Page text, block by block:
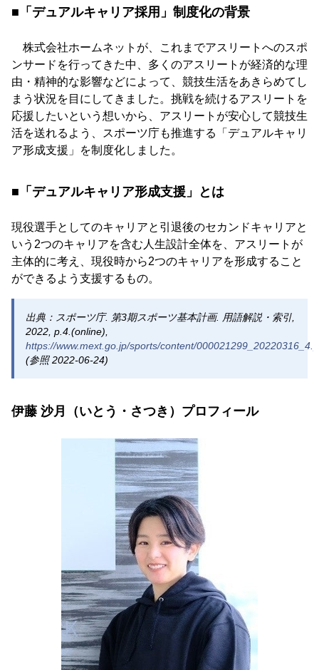
■「デュアルキャリア採用」制度化の背景
株式会社ホームネットが、これまでアスリートへのスポ
ンサードを行ってきた中、多くのアスリートが経済的な理
由・精神的な影響などによって、競技生活をあきらめてし
まう状況を目にしてきました。挑戦を続けるアスリートを
応援したいという想いから、アスリートが安心して競技生
活を送れるよう、スポーツ庁も推進する「デュアルキャリ
ア形成支援」を制度化しました。
■「デュアルキャリア形成支援」とは
現役選手としてのキャリアと引退後のセカンドキャリアと
いう2つのキャリアを含む人生設計全体を、アスリートが
主体的に考え、現役時から2つのキャリアを形成すること
ができるよう支援するもの。
出典：スポーツ庁. 第3期スポーツ基本計画. 用語解説・索引,
2022, p.4.(online),
https://www.mext.go.jp/sports/content/
(参照 2022-06-24)
伊藤 沙月（いとう・さつき）プロフィール